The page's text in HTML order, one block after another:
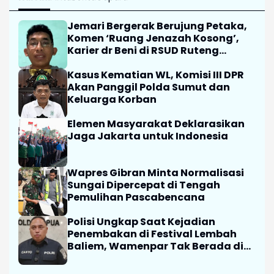
Jemari Bergerak Berujung Petaka,
Komen ‘Ruang Jenazah Kosong’,
Karier dr Beni di RSUD Ruteng
Kasus Kematian WL, Komisi III DPR
Akan Panggil Polda Sumut dan
Keluarga Korban
Elemen Masyarakat Deklarasikan
Jaga Jakarta untuk Indonesia
Wapres Gibran Minta Normalisasi
Sungai Dipercepat di Tengah
Pemulihan Pascabencana
Polisi Ungkap Saat Kejadian
Penembakan di Festival Lembah
Baliem, Wamenpar Tak Berada di